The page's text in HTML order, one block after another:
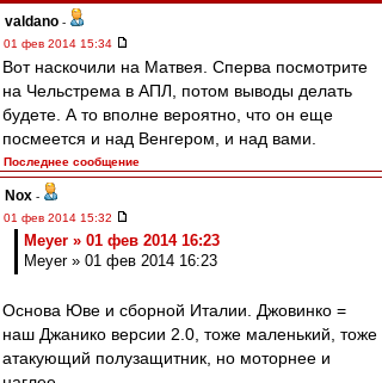
valdano -
01 фев 2014 15:34
Вот наскочили на Матвея. Сперва посмотрите
на Чельстрема в АПЛ, потом выводы делать
будете. А то вполне вероятно, что он еще
посмеется и над Венгером, и над вами.
Последнее сообщение
Nox -
01 фев 2014 15:32
Meyer » 01 фев 2014 16:23
Meyer » 01 фев 2014 16:23
Основа Юве и сборной Италии. Джовинко =
наш Джанико версии 2.0, тоже маленький, тоже
атакующий полузащитник, но моторнее и